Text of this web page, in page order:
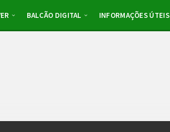
BALCÃO DIGITAL INFORMAÇÕES ÚTEIS